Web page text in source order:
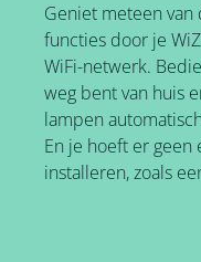
Geniet meteen
functies door je
WiFi-netwerk.
weg bent van huis
lampen
En je hoeft er geen
installeren, zoals